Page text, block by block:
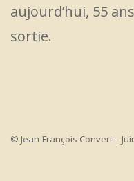
aujourd’hui, 55
sortie.
© Jean-François Convert –